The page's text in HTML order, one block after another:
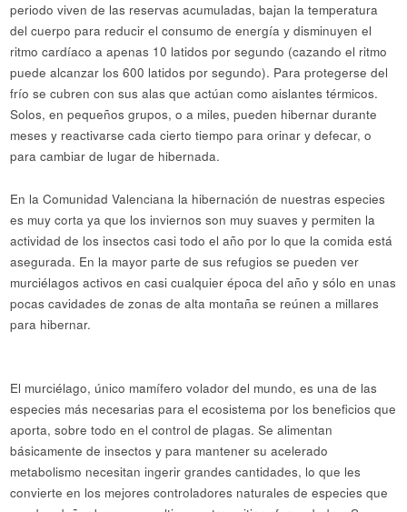
periodo viven de las reservas acumuladas, bajan la temperatura
del cuerpo para reducir el consumo de energía y disminuyen el
ritmo cardíaco a apenas 10 latidos por segundo (cazando el ritmo
puede alcanzar los 600 latidos por segundo). Para protegerse del
frío se cubren con sus alas que actúan como aislantes térmicos.
Solos, en pequeños grupos, o a miles, pueden hibernar durante
meses y reactivarse cada cierto tiempo para orinar y defecar, o
para cambiar de lugar de hibernada.
En la Comunidad Valenciana la hibernación de nuestras especies
es muy corta ya que los inviernos son muy suaves y permiten la
actividad de los insectos casi todo el año por lo que la comida está
asegurada. En la mayor parte de sus refugios se pueden ver
murciélagos activos en casi cualquier época del año y sólo en unas
pocas cavidades de zonas de alta montaña se reúnen a millares
para hibernar.
El murciélago, único mamífero volador del mundo, es una de las
especies más necesarias para el ecosistema por los beneficios que
aporta, sobre todo en el control de plagas. Se alimentan
básicamente de insectos y para mantener su acelerado
metabolismo necesitan ingerir grandes cantidades, lo que les
convierte en los mejores controladores naturales de especies que